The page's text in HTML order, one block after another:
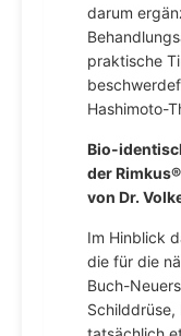
darum
praktische
Hashimoto-
Bio-
der
von Dr.
Im Hinblick
die für die
Buch-
Schilddrüse,